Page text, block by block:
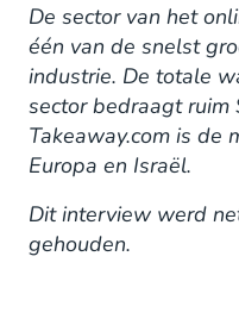
De sector van het
één van de snelst
industrie. De totale
sector bedraagt ruim
Takeaway.com is de
Europa en Israël.
Dit interview werd
gehouden.